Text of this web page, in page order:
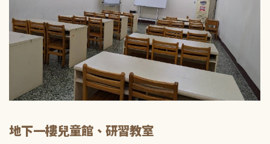
地下一樓兒童館、研習教室